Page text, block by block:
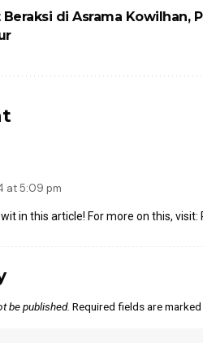
Beraksi di Asrama Kowilhan,
at 5:09 pm
wit in this article! For more on this, visit:
be published. Required fields are marked